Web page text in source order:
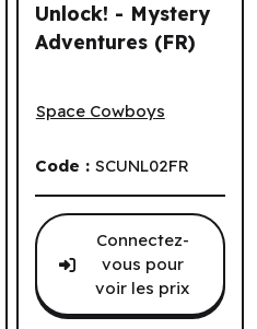
Unlock! - Mystery
Adventures (FR)
Space Cowboys
Code : SCUNL02FR
Connectez-
vous pour
voir les prix